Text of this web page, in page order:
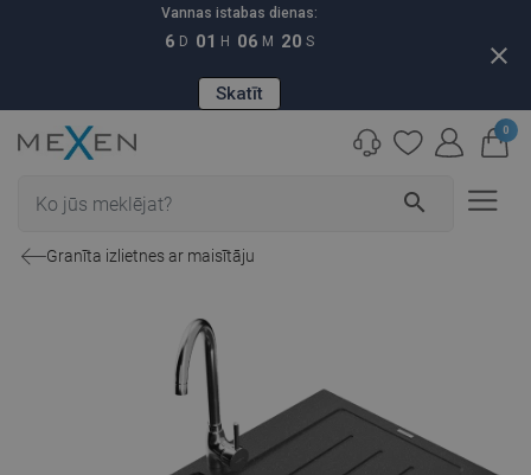
Vannas istabas dienas:
6 D 01 H 06 M 19 S
Skatīt
close
search
0
Granīta izlietnes ar maisītāju